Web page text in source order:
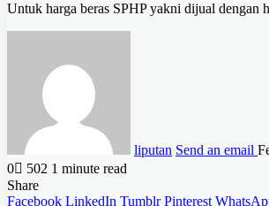
Untuk harga beras SPHP yakni dijual dengan
liputan Send an email
0
502 1 minute read
Share
Facebook LinkedIn Tumblr Pinterest